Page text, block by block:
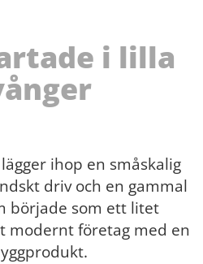
i lilla
ihop en småskalig
driv och en gammal
började som ett litet
modernt företag med en